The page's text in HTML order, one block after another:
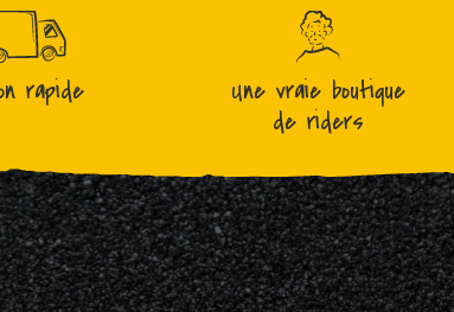
rapide
Une vraie boutique
de riders